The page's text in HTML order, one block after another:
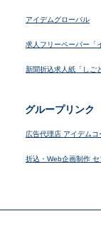
アイデムグローバル
求人フリーペーパー「
新聞折込求人紙「しご
グループリンク
広告代理店 アイデムコ
折込・Web企画制作 セ